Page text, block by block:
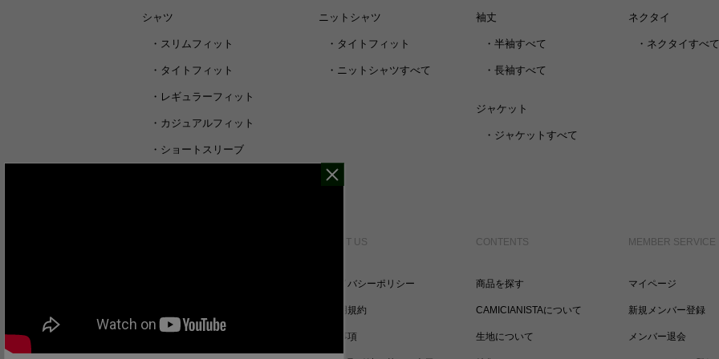
シャツ
・ スリムフィット
・ タイトフィット
・ レギュラーフィット
・ カジュアルフィット
・ ショートスリーブ
ニットシャツ
・ タイトフィット
・ ニットシャツすべて
袖丈
・ 半袖すべて
・ 長袖すべて
ジャケット
・ ジャケットすべて
ネクタイ
・ ネクタイすべて
ABOUT US
プライバシーポリシー
ご利用規約
免責事項
CONTENTS
商品を探す
CAMICIANISTAについて
生地について
MEMBER SERVICE
マイページ
新規メンバー登録
メンバー退会